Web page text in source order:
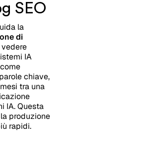
SEO
la
di
IA
chiave,
tra una
IA. Questa
produzione
rapidi.